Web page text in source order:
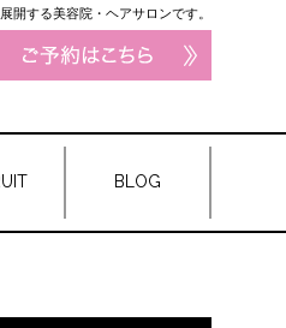
開する美容院・ヘアサロンです。
BLOG